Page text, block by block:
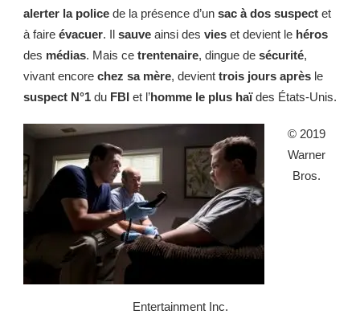
alerter la police de la présence d’un sac à dos suspect et
à faire évacuer. Il sauve ainsi des vies et devient le héros
des médias. Mais ce trentenaire, dingue de sécurité,
vivant encore chez sa mère, devient trois jours après le
suspect N°1 du FBI et l’homme le plus haïdes États-Unis.
© 2019
Warner
Bros.
Entertainment Inc.